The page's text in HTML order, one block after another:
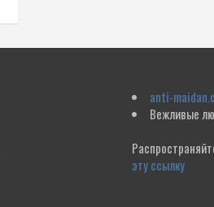
anti-
Вежливые
эту ссылку